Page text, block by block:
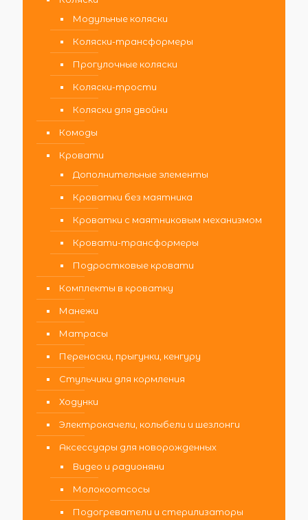
Модульные коляски
Коляски-трансформеры
Прогулочные коляски
Коляски-трости
Коляски для двойни
Комоды
Кровати
Дополнительные элементы
Кроватки без маятника
Кроватки с маятниковым механизмом
Кровати-трансформеры
Подростковые кровати
Комплекты в кроватку
Манежи
Матрасы
Переноски, прыгунки, кенгуру
Стульчики для кормления
Ходунки
Электрокачели, колыбели и шезлонги
Аксессуары для новорожденных
Видео и радионяни
Молокоотсосы
Подогреватели и стерилизаторы